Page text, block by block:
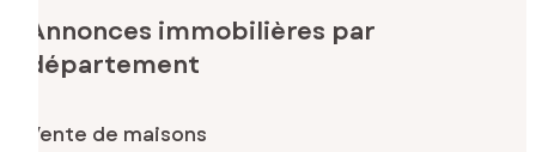
Annonces immobilières par
département
Vente de maisons